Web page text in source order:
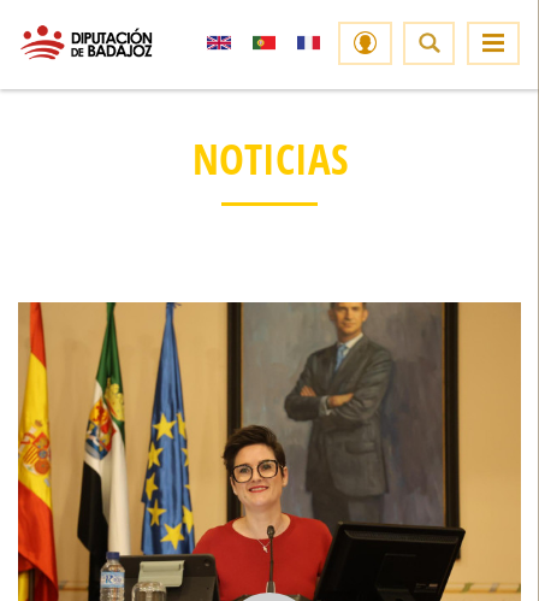
NOTICIAS